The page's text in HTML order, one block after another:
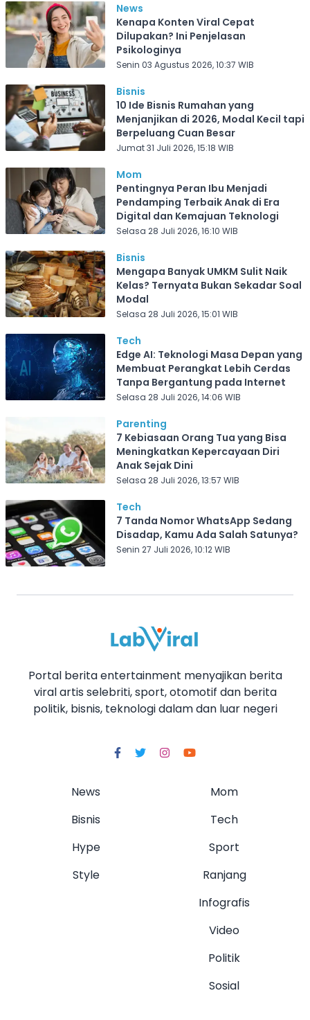
News
Kenapa Konten Viral Cepat
Dilupakan? Ini Penjelasan
Psikologinya
Senin 03 Agustus 2026, 10:37 WIB
Bisnis
10 Ide Bisnis Rumahan yang
Menjanjikan di 2026, Modal Kecil tapi
Berpeluang Cuan Besar
Jumat 31 Juli 2026, 15:18 WIB
Mom
Pentingnya Peran Ibu Menjadi
Pendamping Terbaik Anak di Era
Digital dan Kemajuan Teknologi
Selasa 28 Juli 2026, 16:10 WIB
Bisnis
Mengapa Banyak UMKM Sulit Naik
Kelas? Ternyata Bukan Sekadar Soal
Modal
Selasa 28 Juli 2026, 15:01 WIB
Tech
Edge AI: Teknologi Masa Depan yang
Membuat Perangkat Lebih Cerdas
Tanpa Bergantung pada Internet
Selasa 28 Juli 2026, 14:06 WIB
Parenting
7 Kebiasaan Orang Tua yang Bisa
Meningkatkan Kepercayaan Diri
Anak Sejak Dini
Selasa 28 Juli 2026, 13:57 WIB
Tech
7 Tanda Nomor WhatsApp Sedang
Disadap, Kamu Ada Salah Satunya?
Senin 27 Juli 2026, 10:12 WIB
Portal berita entertainment menyajikan berita
viral artis selebriti, sport, otomotif dan berita
politik, bisnis, teknologi dalam dan luar negeri
News
Bisnis
Hype
Style
Mom
Tech
Sport
Ranjang
Infografis
Video
Politik
Sosial